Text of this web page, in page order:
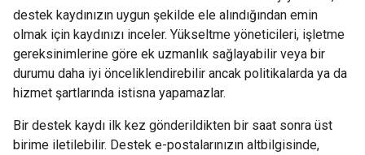
destek kaydınızın uygun şekilde ele alındığından emin
olmak için kaydınızı inceler. Yükseltme yöneticileri, işletme
gereksinimlerine göre ek uzmanlık sağlayabilir veya bir
durumu daha iyi önceliklendirebilir ancak politikalarda ya da
hizmet şartlarında istisna yapamazlar.
Bir destek kaydı ilk kez gönderildikten bir saat sonra üst
birime iletilebilir. Destek e-postalarınızın altbilgisinde,